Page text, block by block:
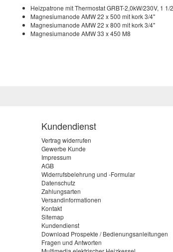
Heizpatrone mit Thermostat GRBT-2,0kW/230V, 1
Magnesiumanode AMW 22 x 500 mit kork 3/4"
Magnesiumanode AMW 22 x 800 mit kork 3/4"
Magnesiumanode AMW 33 x 450 M8
Kundendienst
Vertrag widerrufen
Gewerbe Kunde
Impressum
AGB
Widerrufsbelehrung und -Formular
Datenschutz
Zahlungsarten
Versandinformationen
Kontakt
Sitemap
Kundendienst
Download Prospekte / Bedienungsanleitungen
Fragen und Antworten